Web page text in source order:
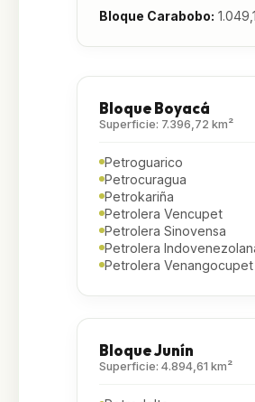
Bloque Carabobo:
Bloque Boyacá
Superficie: 7.396,72 km²
Petroguarico
Petrocuragua
Petrokariña
Petrolera Vencupet
Petrolera Sinovensa
Petrolera
Petrolera Venangocupet
Bloque Junín
Superficie: 4.894,61 km²